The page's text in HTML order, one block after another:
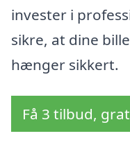
invester i
sikre, at dine
hænger sikkert.
Få 3 tilbud,